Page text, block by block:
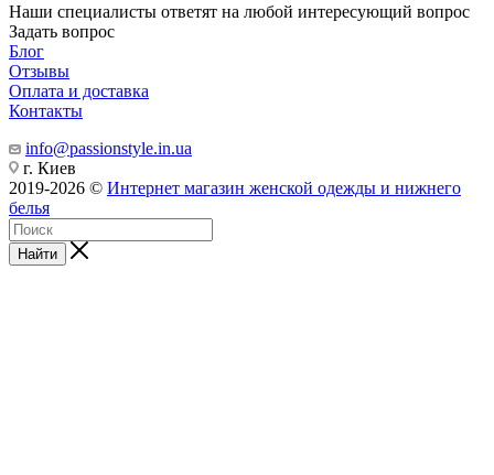
Наши специалисты ответят на любой интересующий вопрос
Задать вопрос
Блог
Отзывы
Оплата и доставка
Контакты
info@passionstyle.in.ua
г. Киев
2019-2026 © Интернет магазин женской одежды и нижнего
белья
Найти